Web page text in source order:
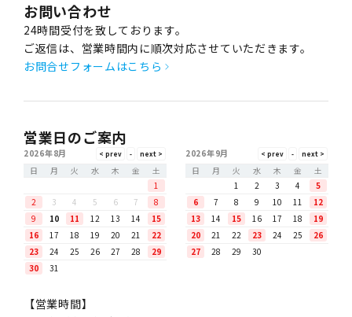
お問い合わせ
24時間受付を致しております。
ご返信は、営業時間内に順次対応させていただきます。
お問合せフォームはこちら
営業日のご案内
2026年8月
日
月 火 水 木 金
土
1
2
3 4 5 6 7
8
9
10 11 12 13 14
15
16
17 18 19 20 21
22
23
24 25 26 27 28
29
30
31
2026年9月
日
月 火 水 木 金
土
1
2 3 4
5
6
7 8 9 10 11
12
13
14 15 16 17 18
19
20
21 22 23 24 25
26
27
28 29 30
【営業時間】